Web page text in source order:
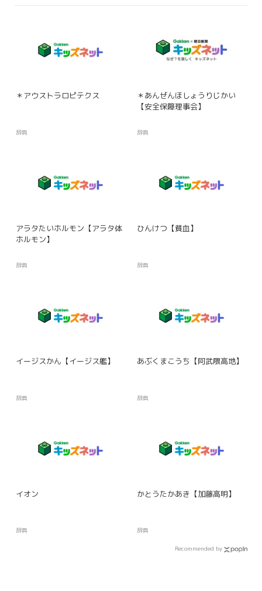
＊アウストラロピテクス
辞典
＊あんぜんほしょうりじかい
【安全保障理事会】
辞典
アラタたいホルモン【アラタ体
ホルモン】
辞典
ひんけつ【貧血】
辞典
イージスかん【イージス艦】
辞典
あぶくまこうち【阿武隈高地】
辞典
イオン
辞典
かとうたかあき【加藤高明】
辞典
Recommended by